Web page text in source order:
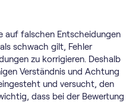
auf falschen Entscheidungen
schwach gilt, Fehler
zu korrigieren. Deshalb
Verständnis und Achtung
und versucht, den
dass bei der Bewertung